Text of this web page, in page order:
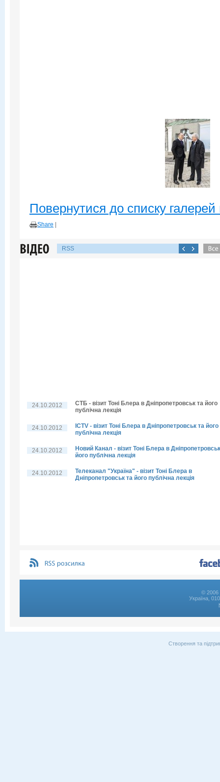
Повернутися до списку галерей
Share
RSS
24.10.2012
СТБ - візит Тоні Блера в Дніпропетровськ та його
публічна лекція
24.10.2012
ICTV - візит Тоні Блера в Дніпропетровськ та його
публічна лекція
24.10.2012
Новий Канал - візит Тоні Блера в
його публічна лекція
24.10.2012
Телеканал "Україна" - візит Тоні Блера в
Дніпропетровськ та його публічна лекція
© 2006
Україна,
Створення та